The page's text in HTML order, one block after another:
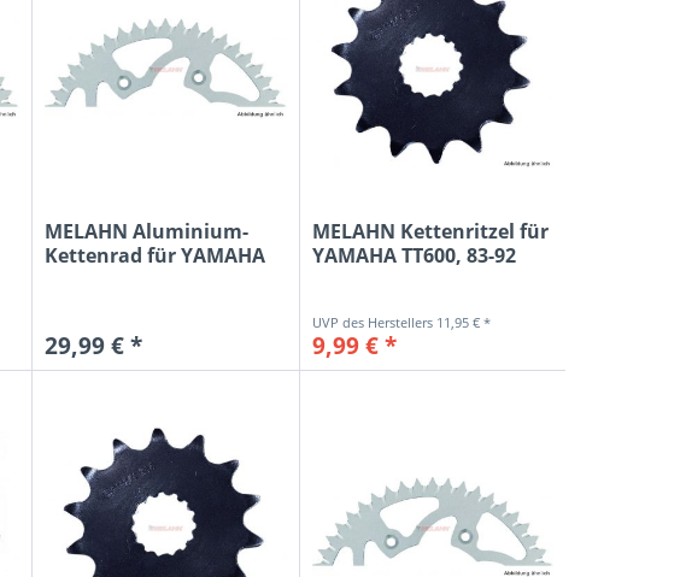
MELAHN Aluminium-
Kettenrad für YAMAHA
29,99 € *
MELAHN Kettenritzel für
YAMAHA TT600, 83-92
11,95 € *
9,99 € *